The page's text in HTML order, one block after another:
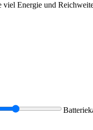
viel Energie und